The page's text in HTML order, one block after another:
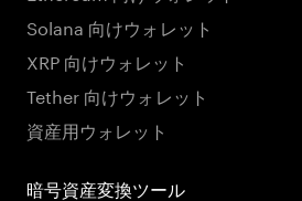
Solana 向けウォレット
XRP 向けウォレット
Tether 向けウォレット
資産用ウォレット
暗号資産変換ツール